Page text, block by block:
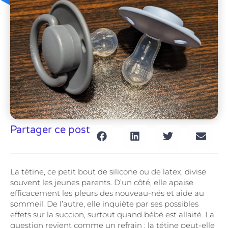
Partager ce post
La tétine, ce petit bout de silicone ou de latex, divise
souvent les jeunes parents. D’un côté, elle apaise
efficacement les pleurs des nouveau-nés et aide au
sommeil. De l’autre, elle inquiète par ses possibles
effets sur la succion, surtout quand bébé est allaité. La
question revient comme un refrain : la tétine peut-elle